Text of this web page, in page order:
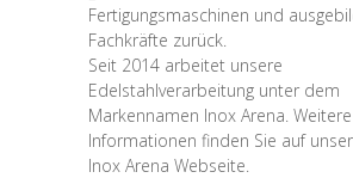
Fertigungsmaschinen und
Fachkräfte zurück.
Seit 2014 arbeitet unsere
Edelstahlverarbeitung unter dem
Markennamen Inox Arena. Weitere
Informationen finden Sie auf
Inox Arena Webseite.